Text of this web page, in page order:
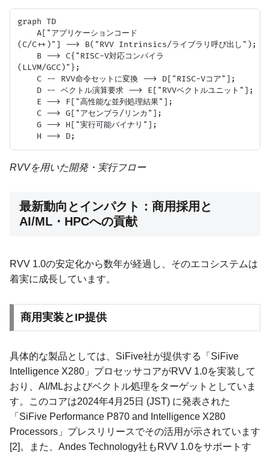
graph TD
    A["アプリケーションコード
(C/C++)"] --> B("RVV Intrinsics/ライブラリ呼び出し");
    B --> C{"RISC-V対応コンパイラ
(LLVM/GCC)"};
    C -- RVV命令セットに変換 --> D["RISC-Vコア"];
    D -- ベクトル演算要求 --> E["RVVベクトルユニット"];
    E --> F["高性能な並列処理結果"];
    C --> G["アセンブラ/リンカ"];
    G --> H["実行可能バイナリ"];
RVVを用いた開発・実行フロー
最新動向とインパクト：商用採用と
AI/ML・HPCへの貢献
RVV 1.0の安定化から数年が経過し、そのエコシステムは
着実に成長しています。
商用実装とIP提供
具体的な製品としては、SiFive社が提供する「SiFive
Intelligence X280」プロセッサコアがRVV 1.0を実装して
おり、AI/MLおよびベクトル処理をターゲットとしていま
す。このコアは2024年4月25日 (JST) に発表された
「SiFive Performance P870 and Intelligence X280
Processors」プレスリリースでその活用が示されています
[2]。また、Andes Technology社もRVV 1.0をサポートす